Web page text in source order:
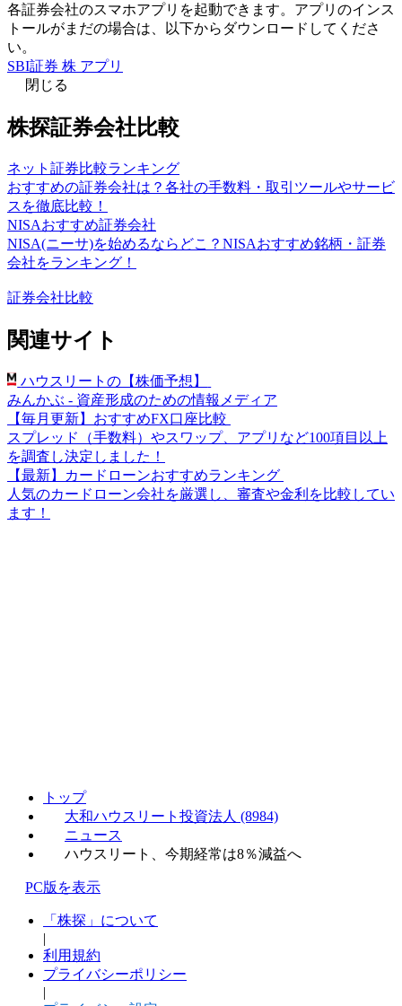
各証券会社のスマホアプリを起動できます。アプリのインス
トールがまだの場合は、以下からダウンロードしてくださ
い。
SBI証券 株 アプリ
閉じる
株探証券会社比較
ネット証券比較ランキング
おすすめの証券会社は？各社の手数料・取引ツールやサービ
スを徹底比較！
NISAおすすめ証券会社
NISA(ニーサ)を始めるならどこ？NISAおすすめ銘柄・証券
会社をランキング！
証券会社比較
関連サイト
ハウスリートの【株価予想】
みんかぶ - 資産形成のための情報メディア
【毎月更新】おすすめFX口座比較
スプレッド（手数料）やスワップ、アプリなど100項目以上
を調査し決定しました！
【最新】カードローンおすすめランキング
人気のカードローン会社を厳選し、審査や金利を比較してい
ます！
トップ
大和ハウスリート投資法人 (8984)
ニュース
ハウスリート、今期経常は8％減益へ
PC版を表示
「株探」について
|
利用規約
プライバシーポリシー
|